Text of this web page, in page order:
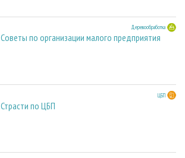
Деревообработка
Советы по организации малого предприятия
ЦБП
Страсти по ЦБП